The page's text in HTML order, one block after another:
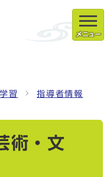
メニュー
習 指導者情報
術・文